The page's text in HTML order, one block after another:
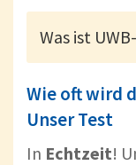
Was ist
Wie oft wird
Unser Test
In Echtzeit!